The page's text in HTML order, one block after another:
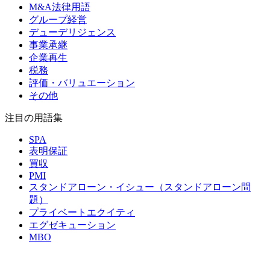
M&A法律用語
グループ経営
デューデリジェンス
事業承継
企業再生
税務
評価・バリュエーション
その他
注目の用語集
SPA
表明保証
買収
PMI
スタンドアローン・イシュー（スタンドアローン問
題）
プライベートエクイティ
エグゼキューション
MBO